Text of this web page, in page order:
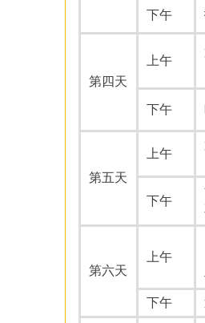
下午
第四天
上午
下午
第五天
上午
下午
第六天
上午
下午